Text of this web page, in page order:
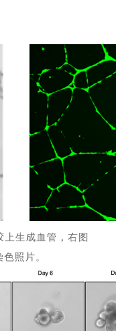
生成血管，右图
照片。